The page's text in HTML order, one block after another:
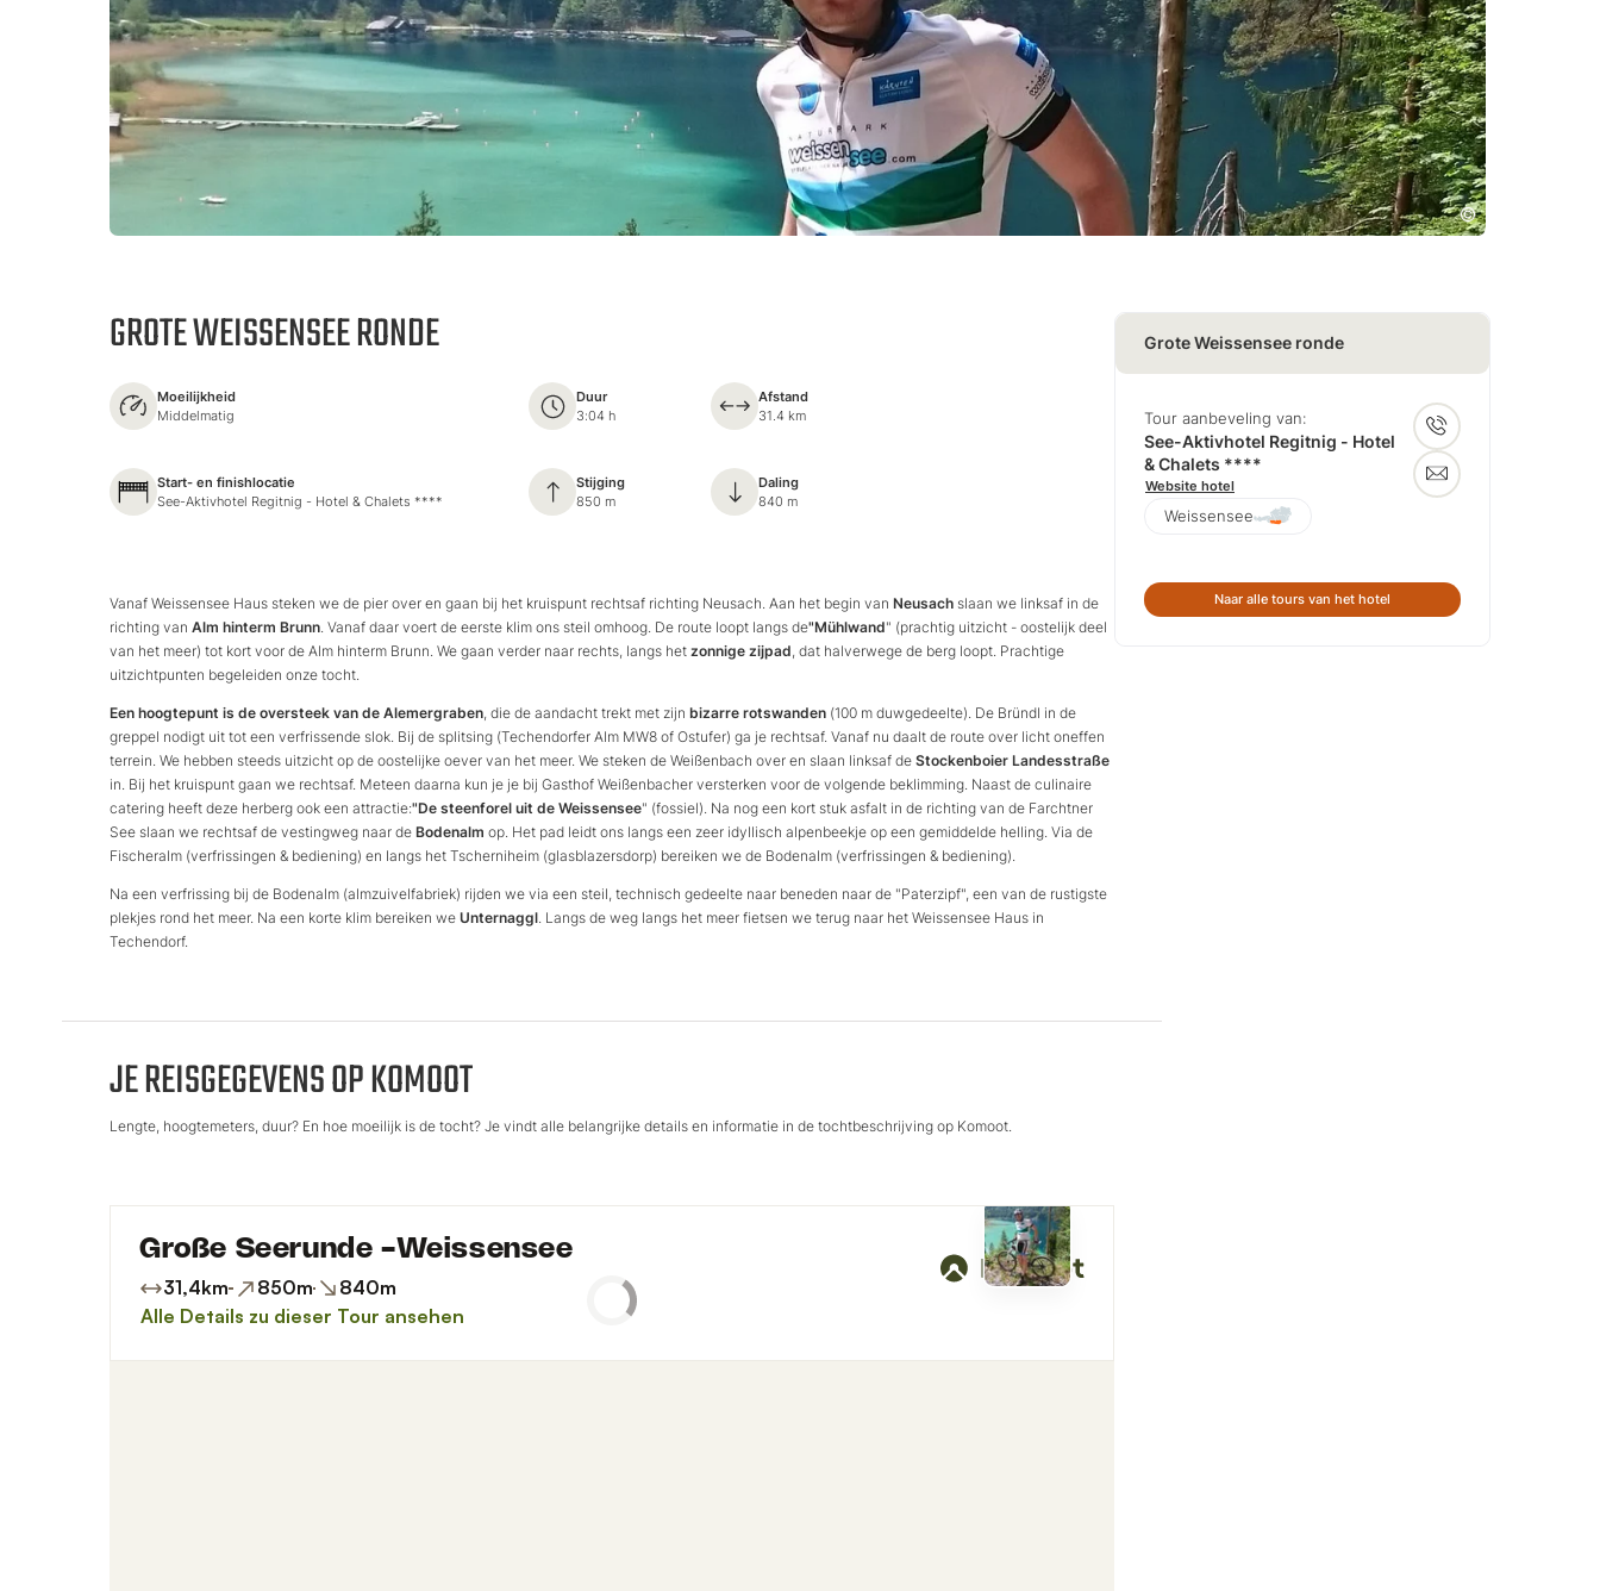
GROTE WEISSENSEE RONDE
Moeilijkheid
Middelmatig
Duur
3:04 h
Afstand
31.4 km
Start- en finishlocatie
See-Aktivhotel Regitnig - Hotel & Chalets ****
Stijging
850 m
Daling
840 m
Vanaf Weissensee Haus steken we de pier over en gaan bij het kruispunt rechtsaf richting Neusach. Aan het begin van Neusach slaan we linksaf in de
richting van Alm hinterm Brunn . Vanaf daar voert de eerste klim ons steil omhoog. De route loopt langs de"Mühlwand" (prachtig uitzicht - oostelijk deel
van het meer) tot kort voor de Alm hinterm Brunn. We gaan verder naar rechts, langs het zonnige zijpad , dat halverwege de berg loopt. Prachtige
uitzichtpunten begeleiden onze tocht.
Een hoogtepunt is de oversteek van de Alemergraben , die de aandacht trekt met zijn bizarre rotswanden (100 m duwgedeelte). De Bründl in de
greppel nodigt uit tot een verfrissende slok. Bij de splitsing (Techendorfer Alm MW8 of Ostufer) ga je rechtsaf. Vanaf nu daalt de route over licht oneffen
terrein. We hebben steeds uitzicht op de oostelijke oever van het meer. We steken de Weißenbach over en slaan linksaf de Stockenboier Landesstraße
in. Bij het kruispunt gaan we rechtsaf. Meteen daarna kun je je bij Gasthof Weißenbacher versterken voor de volgende beklimming. Naast de culinaire
catering heeft deze herberg ook een attractie:"De steenforel uit de Weissensee" (fossiel). Na nog een kort stuk asfalt in de richting van de Farchtner
See slaan we rechtsaf de vestingweg naar de Bodenalm op. Het pad leidt ons langs een zeer idyllisch alpenbeekje op een gemiddelde helling. Via de
Fischeralm (verfrissingen & bediening) en langs het Tscherniheim (glasblazersdorp) bereiken we de Bodenalm (verfrissingen & bediening).
Na een verfrissing bij de Bodenalm (almzuivelfabriek) rijden we via een steil, technisch gedeelte naar beneden naar de "Paterzipf", een van de rustigste
plekjes rond het meer. Na een korte klim bereiken we Unternaggl . Langs de weg langs het meer fietsen we terug naar het Weissensee Haus in
Techendorf.
JE REISGEGEVENS OP KOMOOT
Lengte, hoogtemeters, duur? En hoe moeilijk is de tocht? Je vindt alle belangrijke details en informatie in de tochtbeschrijving op Komoot.
Grote Weissensee ronde
Tour aanbeveling van:
See-Aktivhotel Regitnig - Hotel
& Chalets ****
Website hotel
Weissensee
Naar alle tours van het hotel